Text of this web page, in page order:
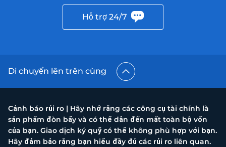
Hỗ trợ 24/7
Di chuyển lên trên cùng
Cảnh báo rủi ro | Hãy nhớ rằng các công cụ tài chính là
sản phẩm đòn bẩy và có thể dẫn đến mất toàn bộ vốn
của bạn. Giao dịch ký quỹ có thể không phù hợp với bạn.
Hãy đảm bảo rằng bạn hiểu đầy đủ các rủi ro liên quan.